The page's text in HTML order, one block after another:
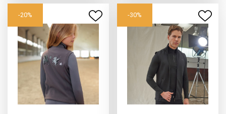
-20% -30%